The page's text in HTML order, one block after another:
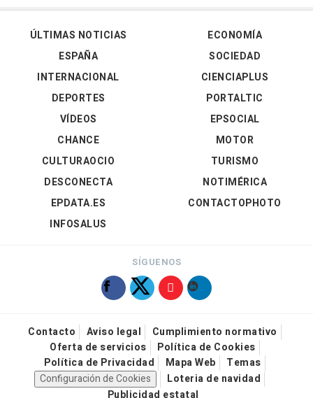
ÚLTIMAS NOTICIAS
ESPAÑA
INTERNACIONAL
DEPORTES
VÍDEOS
ECONOMÍA
SOCIEDAD
CIENCIAPLUS
PORTALTIC
EPSOCIAL
CHANCE
CULTURAOCIO
DESCONECTA
EPDATA.ES
INFOSALUS
MOTOR
TURISMO
NOTIMÉRICA
CONTACTOPHOTO
SÍGUENOS
Contacto Aviso legal
Cumplimiento normativo
Oferta de servicios
Política de Cookies
Política de Privacidad
Mapa Web
Temas
Configuración de Cookies
Loteria de navidad
Publicidad estatal